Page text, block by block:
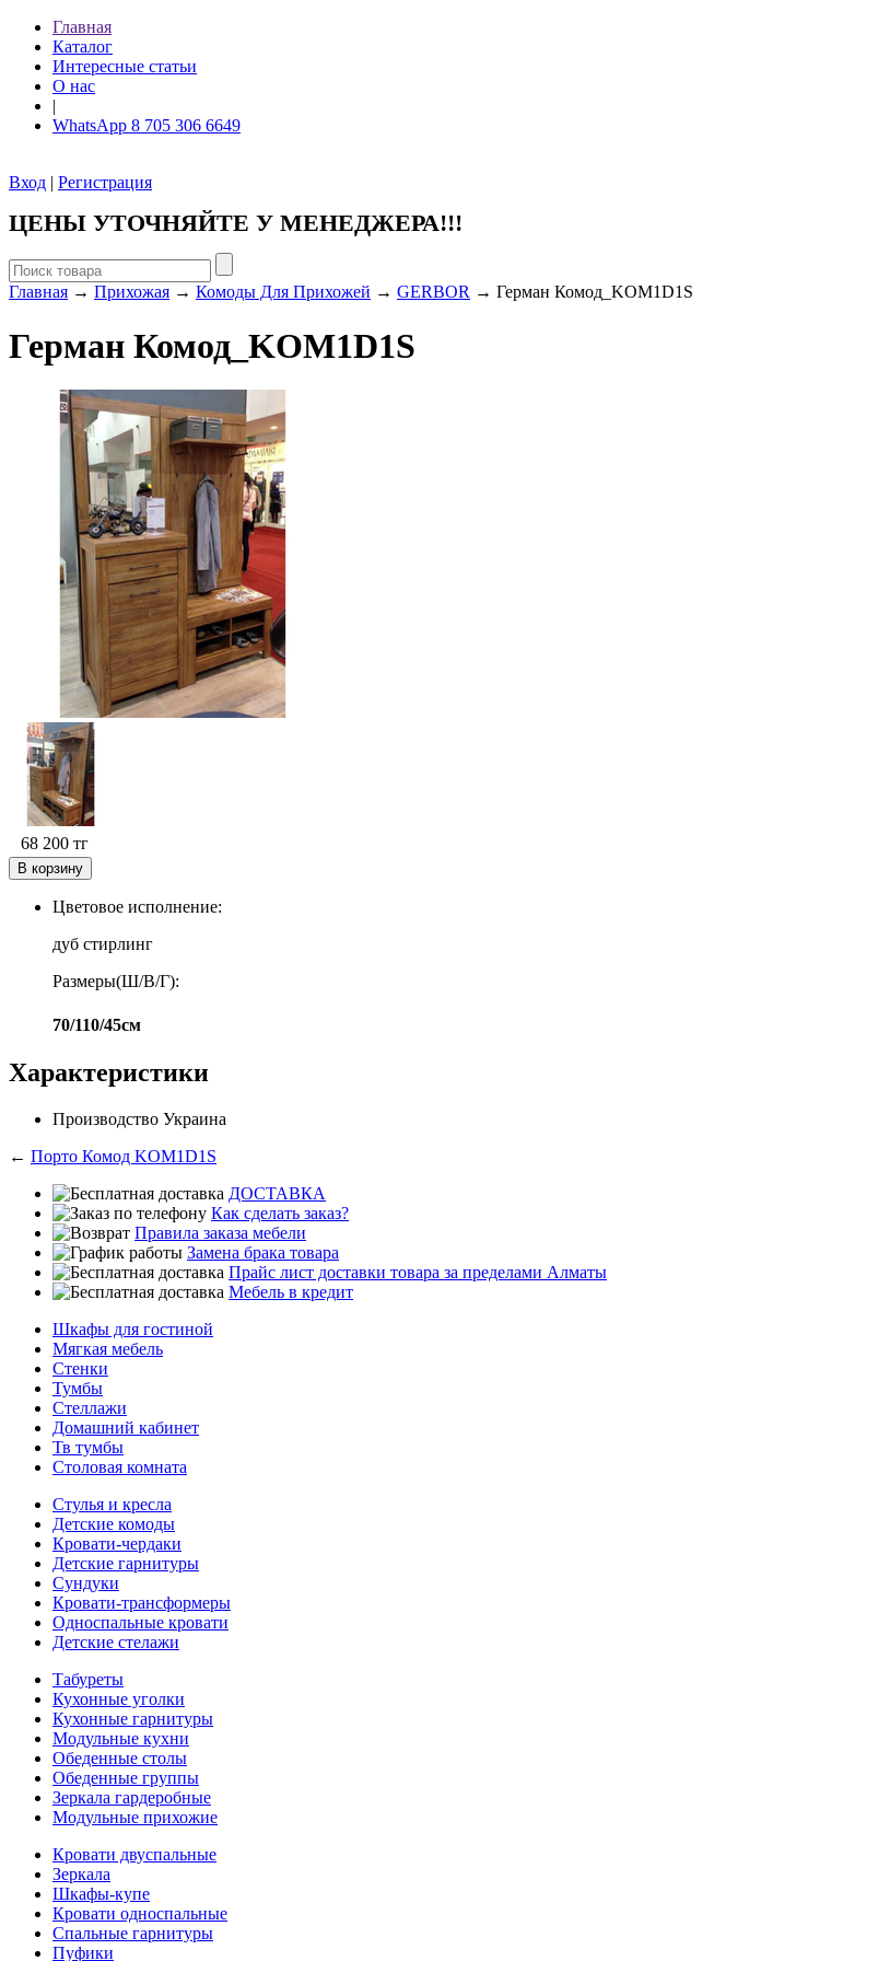
Главная
Каталог
Интересные статьи
О нас
|
WhatsApp 8 705 306 6649
Вход | Регистрация
ЦЕНЫ УТОЧНЯЙТЕ У МЕНЕДЖЕРА!!!
Главная → Прихожая → Комоды Для Прихожей → GERBOR → Герман Комод_KOM1D1S
Герман Комод_KOM1D1S
68 200 тг
В корзину
Цветовое исполнение:
дуб стирлинг
Размеры(Ш/В/Г):
70/110/45см
Характеристики
Производство Украина
← Порто Комод KOM1D1S
ДОСТАВКА
Как сделать заказ?
Правила заказа мебели
Замена брака товара
Прайс лист доставки товара за пределами Алматы
Мебель в кредит
Шкафы для гостиной
Мягкая мебель
Стенки
Тумбы
Стеллажи
Домашний кабинет
Тв тумбы
Столовая комната
Стулья и кресла
Детские комоды
Кровати-чердаки
Детские гарнитуры
Сундуки
Кровати-трансформеры
Односпальные кровати
Детские стелажи
Табуреты
Кухонные уголки
Кухонные гарнитуры
Модульные кухни
Обеденные столы
Обеденные группы
Зеркала гардеробные
Модульные прихожие
Кровати двуспальные
Зеркала
Шкафы-купе
Кровати односпальные
Спальные гарнитуры
Пуфики